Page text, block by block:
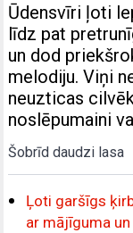
Ūdensvīri ļoti
līdz pat
un dod
melodiju. Viņi
neuzticas
noslēpumaini
Šobrīd daudzi lasa
Ļoti garšīgs
ar mājīguma